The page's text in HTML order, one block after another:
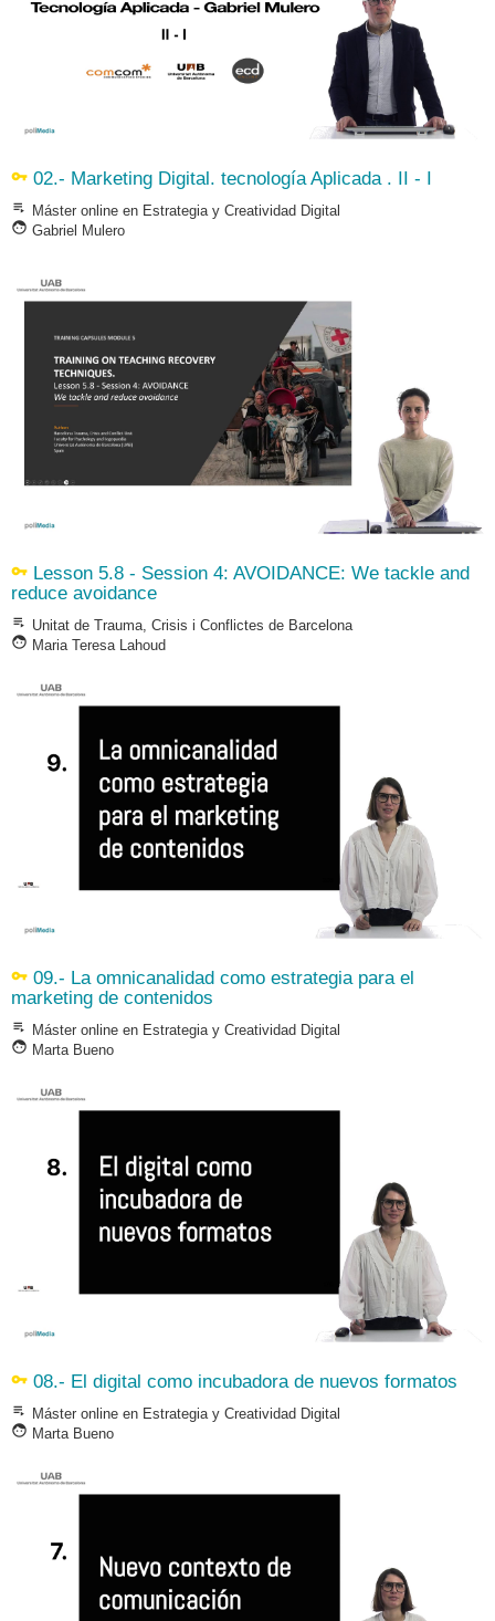
vpn_key 02.- Marketing Digital. tecnología Aplicada . II - I
playlist_play Máster online en Estrategia y Creatividad Digital
face Gabriel Mulero
vpn_key Lesson 5.8 - Session 4: AVOIDANCE: We tackle and
reduce avoidance
playlist_play Unitat de Trauma, Crisis i Conflictes de Barcelona
face Maria Teresa Lahoud
vpn_key 09.- La omnicanalidad como estrategia para el
marketing de contenidos
playlist_play Máster online en Estrategia y Creatividad Digital
face Marta Bueno
vpn_key 08.- El digital como incubadora de nuevos formatos
playlist_play Máster online en Estrategia y Creatividad Digital
face Marta Bueno